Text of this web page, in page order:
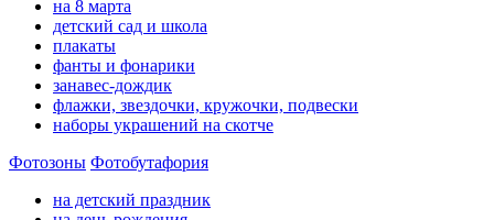
на 8 марта
детский сад и школа
плакаты
фанты и фонарики
занавес-дождик
флажки, звездочки, кружочки, подвески
наборы украшений на скотче
Фотозоны Фотобутафория
на детский праздник